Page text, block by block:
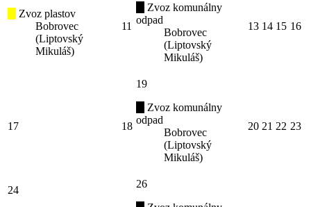
Zvoz plastov
Bobrovec
(Liptovský
Mikuláš)
11
Zvoz komunálny
odpad
Bobrovec
(Liptovský
Mikuláš)
13 14 15 16
17 18
19
Zvoz komunálny
odpad
Bobrovec
(Liptovský
Mikuláš)
20 21 22 23
24
26